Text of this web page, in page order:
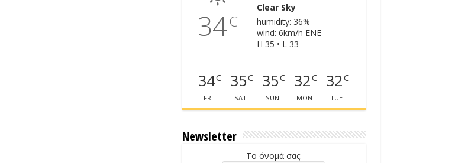
34C
Clear Sky
humidity: 36%
wind: 6km/h ENE
H 35 • L 33
34C
FRI
35C
SAT
35C
SUN
32C
MON
32C
TUE
Newsletter
Το όνομά σας: